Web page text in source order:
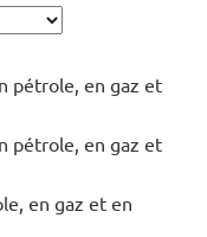
pétrole, en gaz et
pétrole, en gaz et
en gaz et en